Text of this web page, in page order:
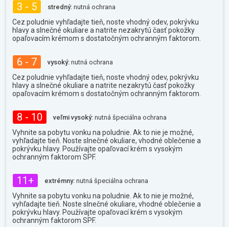
3 - 5 stredný: nutná ochrana
Cez poludnie vyhľadajte tieň, noste vhodný odev, pokrývku
hlavy a slnečné okuliare a natrite nezakrytú časť pokožky
opaľovacím krémom s dostatočným ochranným faktorom.
6 - 7 vysoký: nutná ochrana
Cez poludnie vyhľadajte tieň, noste vhodný odev, pokrývku
hlavy a slnečné okuliare a natrite nezakrytú časť pokožky
opaľovacím krémom s dostatočným ochranným faktorom.
8 - 10 veľmi vysoký: nutná špeciálna ochrana
Vyhnite sa pobytu vonku na poludnie. Ak to nie je možné,
vyhľadajte tieň. Noste slnečné okuliare, vhodné oblečenie a
pokrývku hlavy. Používajte opaľovací krém s vysokým
ochranným faktorom SPF.
11+ extrémny: nutná špeciálna ochrana
Vyhnite sa pobytu vonku na poludnie. Ak to nie je možné,
vyhľadajte tieň. Noste slnečné okuliare, vhodné oblečenie a
pokrývku hlavy. Používajte opaľovací krém s vysokým
ochranným faktorom SPF.